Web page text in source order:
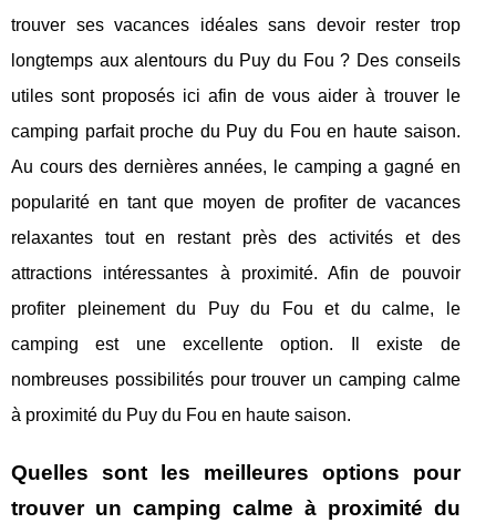
trouver ses vacances idéales sans devoir rester trop
longtemps aux alentours du Puy du Fou ? Des conseils
utiles sont proposés ici afin de vous aider à trouver le
camping parfait proche du Puy du Fou en haute saison.
Au cours des dernières années, le camping a gagné en
popularité en tant que moyen de profiter de vacances
relaxantes tout en restant près des activités et des
attractions intéressantes à proximité. Afin de pouvoir
profiter pleinement du Puy du Fou et du calme, le
camping est une excellente option. Il existe de
nombreuses possibilités pour trouver un camping calme
à proximité du Puy du Fou en haute saison.
Quelles sont les meilleures options pour
trouver un camping calme à proximité du